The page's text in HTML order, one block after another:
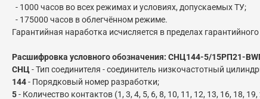
- 1000 часов во всех режимах и условиях, допускаемых ТУ;
- 175000 часов в облегчённом режиме.
Гарантийная наработка исчисляется в пределах
Расшифровка условного обозначения: СНЦ144-5/15РП21-
СНЦ- Тип соединителя - соединитель низкочастотный
144- Порядковый номер разработки;
5- Количество контактов (1, 3, 4, 5, 6, 8, 10, 11, 12, 13, 16, 18,